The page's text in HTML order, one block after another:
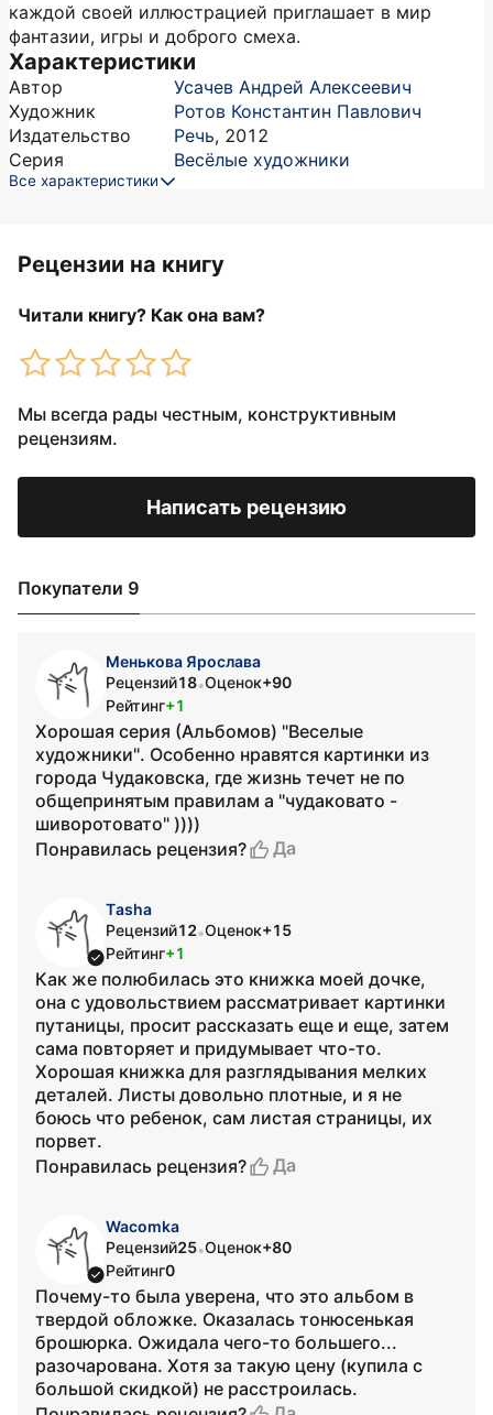
каждой своей иллюстрацией приглашает в мир
фантазии, игры и доброго смеха.
Характеристики
Автор
Усачев Андрей Алексеевич
Художник
Ротов Константин Павлович
Издательство
Речь, 2012
Серия
Весёлые художники
Все характеристики
Рецензии на книгу
Читали книгу? Как она вам?
Мы всегда рады честным, конструктивным
рецензиям.
Написать рецензию
Покупатели 9
Менькова Ярослава
Рецензий18•Оценок+90
Рейтинг+1
Хорошая серия (Альбомов) "Веселые
художники". Особенно нравятся картинки из
города Чудаковска, где жизнь течет не по
общепринятым правилам а "чудаковато -
шиворотовато" ))))
Понравилась рецензия?
Да
Тasha
Рецензий12•Оценок+15
Рейтинг+1
Как же полюбилась это книжка моей дочке,
она с удовольствием рассматривает картинки
путаницы, просит рассказать еще и еще, затем
сама повторяет и придумывает что-то.
Хорошая книжка для разглядывания мелких
деталей. Листы довольно плотные, и я не
боюсь что ребенок, сам листая страницы, их
порвет.
Понравилась рецензия?
Да
Wacomka
Рецензий25•Оценок+80
Рейтинг0
Почему-то была уверена, что это альбом в
твердой обложке. Оказалась тонюсенькая
брошюрка. Ожидала чего-то большего...
разочарована. Хотя за такую цену (купила с
большой скидкой) не расстроилась.